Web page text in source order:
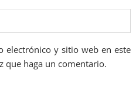
electrónico y sitio web en este
que haga un comentario.